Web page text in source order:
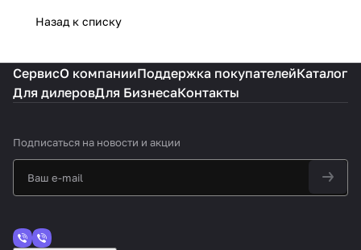
Назад к списку
СервисО компанииПоддержка покупателейКаталог
Для дилеровДля БизнесаКонтакты
Подписаться на новости и акции